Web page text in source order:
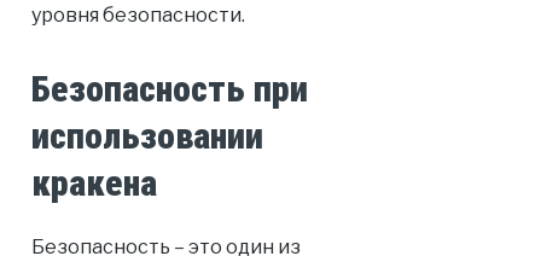
уровня безопасности.
Безопасность при
использовании
кракена
Безопасность – это один из